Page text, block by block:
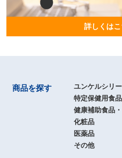
詳しくは
商品を探す
ユンケルシリ
特定保健用食
健康補助食品
化粧品
医薬品
その他